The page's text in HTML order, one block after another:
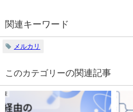
関連キーワード
メルカリ
の関連記事